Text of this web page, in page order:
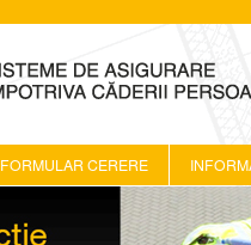
FORMULAR CERERE